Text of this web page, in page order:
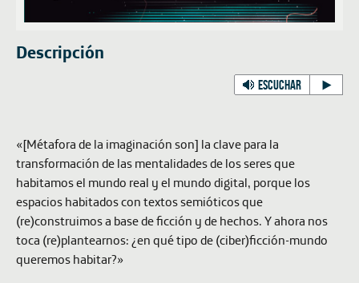
Descripción
ESCUCHAR
«[Métafora de la imaginación son] la clave para la
transformación de las mentalidades de los seres que
habitamos el mundo real y el mundo digital, porque los
espacios habitados con textos semióticos que
(re)construimos a base de ficción y de hechos. Y ahora nos
toca (re)plantearnos: ¿en qué tipo de (ciber)ficción-mundo
queremos habitar?»